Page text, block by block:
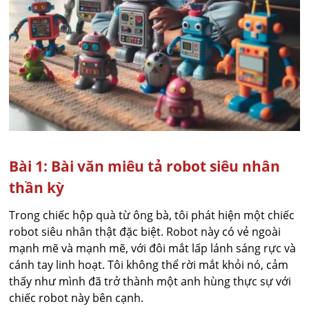
Bài 1: Bài văn miêu tả robot siêu nhân
thần kỳ
Trong chiếc hộp quà từ ông bà, tôi phát hiện một chiếc
robot siêu nhân thật đặc biệt. Robot này có vẻ ngoài
mạnh mẽ và mạnh mẽ, với đôi mắt lấp lánh sáng rực và
cánh tay linh hoạt. Tôi không thể rời mắt khỏi nó, cảm
thấy như mình đã trở thành một anh hùng thực sự với
chiếc robot này bên cạnh.